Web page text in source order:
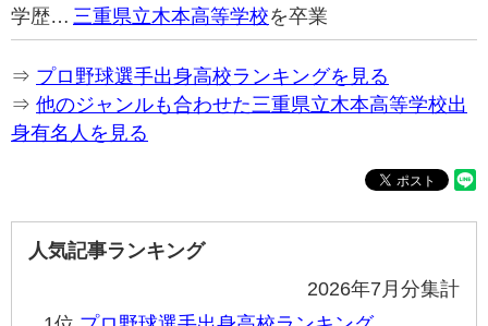
学歴… 三重県立木本高等学校を卒業
⇒ プロ野球選手出身高校ランキングを見る
⇒ 他のジャンルも合わせた三重県立木本高等学校出
身有名人を見る
人気記事ランキング
2026年7月分集計